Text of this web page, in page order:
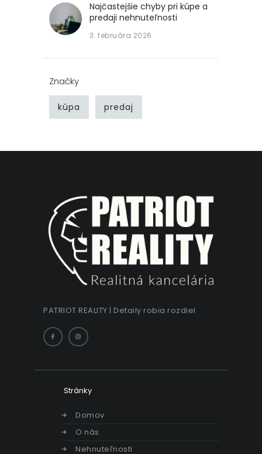
Najčastejšie chyby pri kúpe a
predaji nehnuteľnosti
3. februára 2026
Značky
kúpa predaj
PATRIOT REALITY | Detaily robia rozdiel
Stránky
Domov
O nás
Nehnuteľnosti